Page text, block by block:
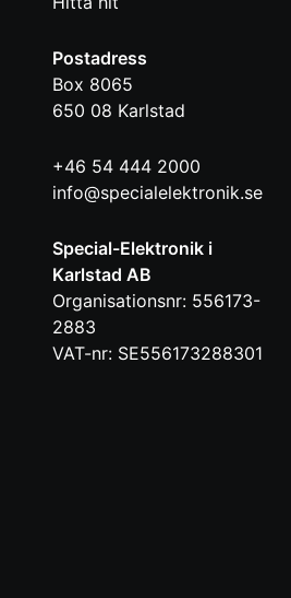
Postadress
Box 8065
650 08 Karlstad
+46 54 444 2000
info@specialelektronik.se
Special-Elektronik i
Karlstad AB
Organisationsnr: 556173-
2883
VAT-nr: SE556173288301